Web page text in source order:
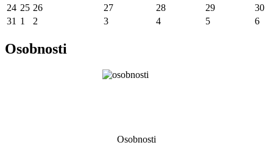
24 25 26 27 28 29
30
31 1 2 3 4 5 6
Osobnosti
Osobnosti